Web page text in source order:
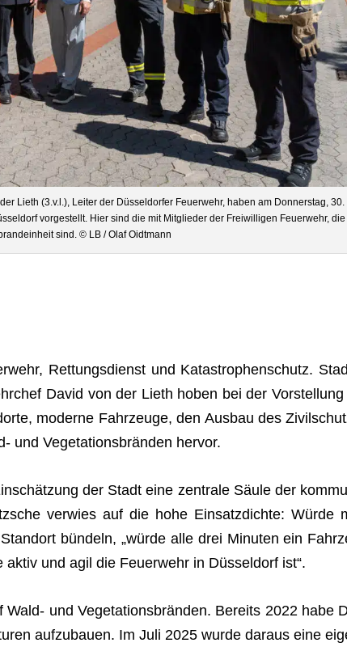
Lieth (3.v.l.), Lei­ter der Düs­sel­dor­fer Feu­er­wehr, haben am Don­ners­tag, 30.
vor­ge­stellt. Hier sind die mit Mit­glie­der der Frei­wil­li­gen Feu­er­wehr, die
sind. © LB / Olaf Oidtmann
Ret­tungs­dienst und Kata­stro­phen­schutz.
David von der Lieth hoben bei der Vor­stel­lung
moderne Fahr­zeuge, den Aus­bau des
und Vege­ta­ti­ons­brän­den hervor.
der Stadt eine zen­trale Säule der
ver­wies auf die hohe Ein­satz­dichte: Würde
bün­deln, „würde alle drei Minu­ten ein
und agil die Feu­er­wehr in Düs­sel­dorf ist“.
und Vege­ta­ti­ons­brän­den. Bereits 2022 habe
auf­zu­bauen. Im Juli 2025 wurde dar­aus eine